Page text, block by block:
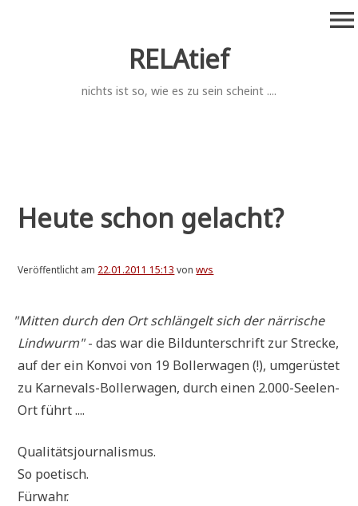
RELAtief
nichts ist so, wie es zu sein scheint ....
menu
Heute schon gelacht?
Veröffentlicht am 22.01.2011 15:13 vonwvs
"Mit­ten durch den Ort schlän­gelt sich der när­ri­sche
Lind­wurm"- das war die Bild­un­ter­schrift zur Strecke,
auf der ein Kon­voi von 19 Bol­ler­wa­gen (!), umge­rü­stet
zu Kar­ne­vals-Bol­ler­wa­gen, durch einen 2.000-Seelen-
Ort führt ....
Qua­li­täts­jour­na­lis­mus.
So poetisch.
Fürwahr.